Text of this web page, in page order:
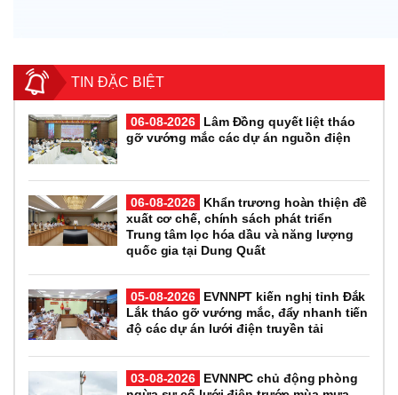
TIN ĐẶC BIỆT
06-08-2026
Lâm Đồng quyết liệt tháo
gỡ vướng mắc các dự án nguồn điện
06-08-2026
Khẩn trương hoàn thiện đề
xuất cơ chế, chính sách phát triển
Trung tâm lọc hóa dầu và năng lượng
quốc gia tại Dung Quất
05-08-2026
EVNNPT kiến nghị tỉnh Đắk
Lắk tháo gỡ vướng mắc, đẩy nhanh tiến
độ các dự án lưới điện truyền tải
03-08-2026
EVNNPC chủ động phòng